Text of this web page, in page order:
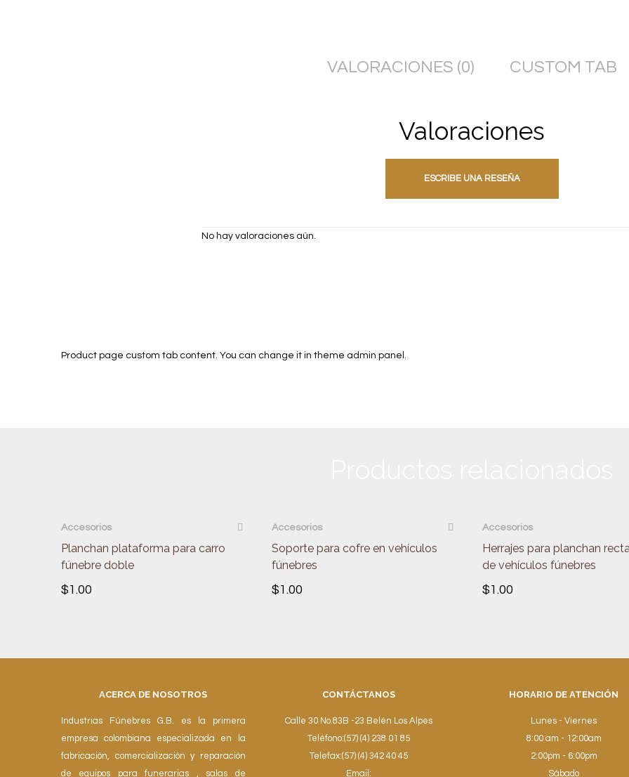
VALORACIONES (0) CUSTOM TAB
Valoraciones
ESCRIBE UNA RESEÑA
No hay valoraciones aún.
Product page custom tab content. You can change it in theme admin panel.
Accesorios
Planchan plataforma para carro
fúnebre doble
$1.00
Accesorios
Soporte para cofre en vehículos
fúnebres
$1.00
Accesorios
Herrajes para planchan
de vehículos fúnebres
$1.00
ACERCA DE NOSOTROS
Industrias Fúnebres G.B. es la primera
empresa colombiana especializada en la
fabricación, comercialización y reparación
de equipos para funerarias , salas de
CONTÁCTANOS
Calle 30 No.83B -23 Belén Los Alpes
Teléfono:(57) (4) 238 01 85
Telefax:(57) (4) 342 40 45
Email:
HORARIO DE ATENCIÓN
Lunes - Viernes
8:00 am - 12:00am
2:00pm - 6:00pm
Sábado